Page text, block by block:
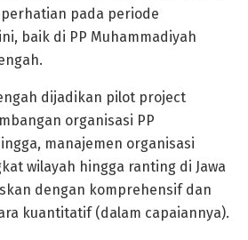
pada periode
baik di PP Muhammadiyah
dijadikan pilot project
organisasi PP
manajemen organisasi
wilayah hingga ranting di Jawa
dengan komprehensif dan
kuantitatif (dalam capaiannya).